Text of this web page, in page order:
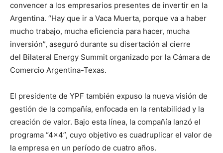
convencer a los empresarios presentes de invertir en la
Argentina. “Hay que ir a Vaca Muerta, porque va a haber
mucho trabajo, mucha eficiencia para hacer, mucha
inversión”, aseguró durante su disertación al cierre
del Bilateral Energy Summit organizado por la Cámara de
Comercio Argentina-Texas.
El presidente de YPF también expuso la nueva visión de
gestión de la compañía, enfocada en la rentabilidad y la
creación de valor. Bajo esta línea, la compañía lanzó el
programa “4×4”, cuyo objetivo es cuadruplicar el valor de
la empresa en un período de cuatro años.